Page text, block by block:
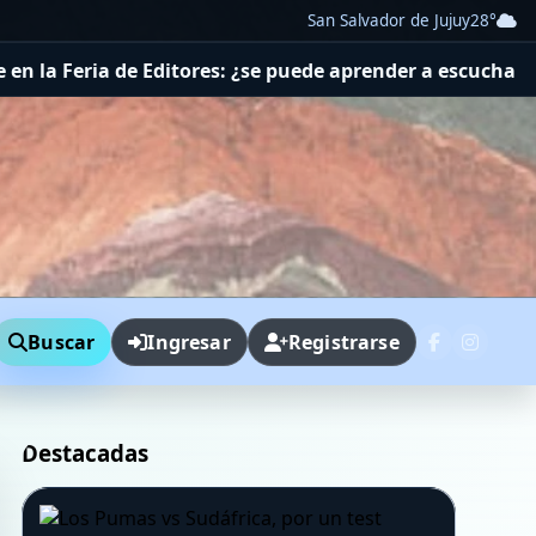
San Salvador de Jujuy28°
¿se puede aprender a escuchar? Game of
Buscar Ingresar Registrarse
Destacadas